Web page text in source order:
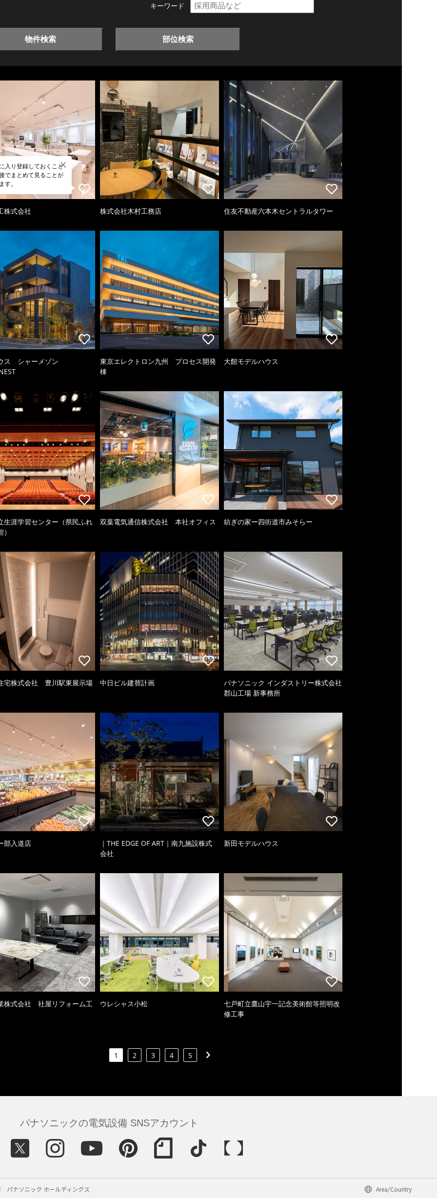
キーワード
物件検索 部位検索
入り登録しておくこと
でまとめて見ることが
す。
株式会社 株式会社木村工務店 住友不動産六本木セントラルタワー
ス シャーメゾン
東京エレクトロン九州 プロセス開発
棟
大館モデルハウス
生涯学習センター（県民ふれ
双葉電気通信株式会社 本社オフィス 紡ぎの家ー四街道市みそらー
宅株式会社 豊川駅東展示場 中日ビル建替計画
パナソニック インダストリー株式会社
郡山工場 新事務所
部入道店
｜THE EDGE OF ART｜南九施設株式
会社
新田モデルハウス
株式会社 社屋リフォーム工 ウレシャス小松
七戸町立鷹山宇一記念美術館等照明改
修工事
1 2 3 4 5
パナソニックの電気設備 SNSアカウント
パナソニック ホールディングス Area/Country